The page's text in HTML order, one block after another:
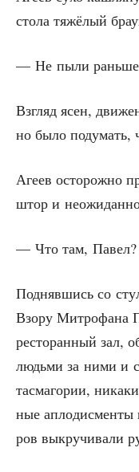
сто­ла тяжё­лый
— Не пыли
Взгляд ясен,
но было поду­мать,
Аге­ев осто­рож­но
штор и
— Что там, Павел?
Под­няв­шись со
Взо­ру Мит­ро­фа­на
ресто­ран­ный зал,
людь­ми за ними и
тас­ма­го­рии,
ные апло­дис­мен­ты
ров выкру­чи­ва­ли